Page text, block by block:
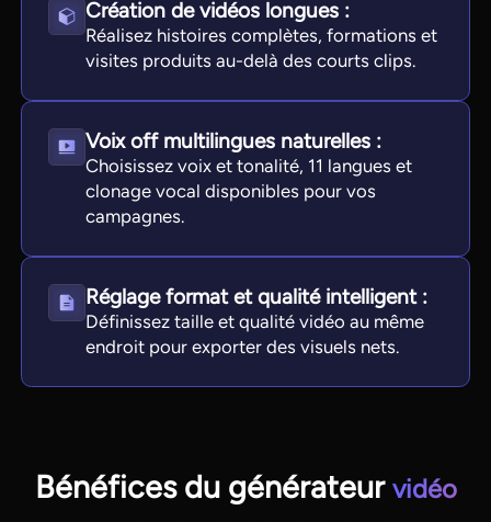
Création de vidéos longues :
Réalisez histoires complètes, formations et
visites produits au-delà des courts clips.
Voix off multilingues naturelles :
Choisissez voix et tonalité, 11 langues et
clonage vocal disponibles pour vos
campagnes.
Réglage format et qualité intelligent :
Définissez taille et qualité vidéo au même
endroit pour exporter des visuels nets.
Bénéfices du générateur vidéo